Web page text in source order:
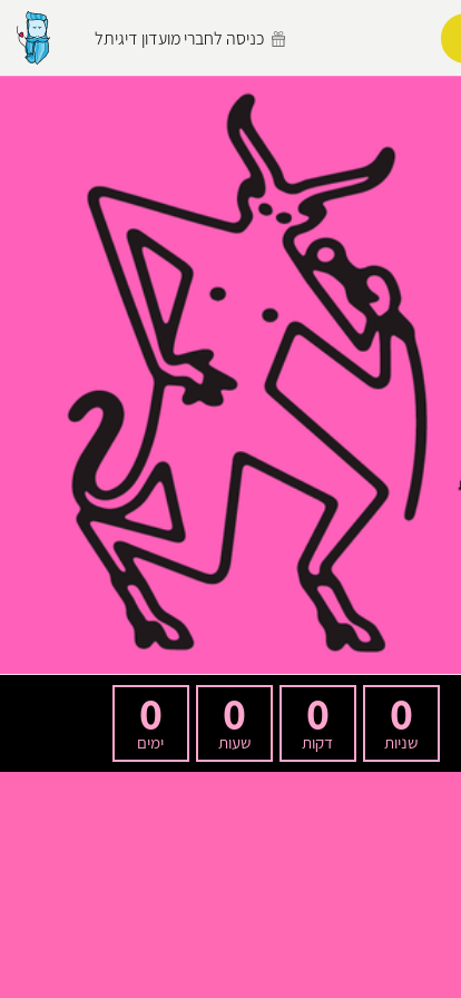
כניסה לחברי מועדון דיגיתל
התנתק
0
שניות
0
דקות
0
שעות
0
ימים